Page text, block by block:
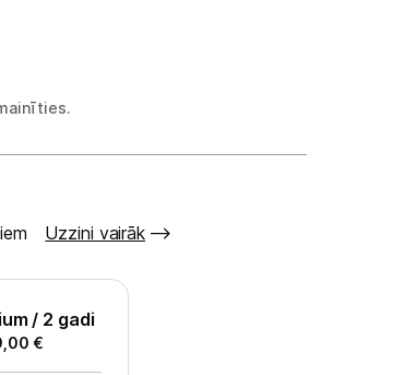
Uzzini vairāk
/ 2 gadi
€